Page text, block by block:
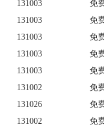
131003
免
131003
免
131003
免
131003
免
131003
免
131002
免
131026
免
131002
免